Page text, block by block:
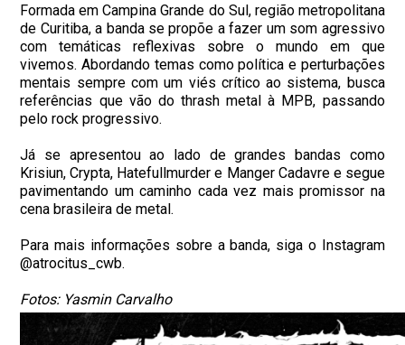
Formada em Campina Grande do Sul, região metropolitana
de Curitiba, a banda se propõe a fazer um som agressivo
com temáticas reflexivas sobre o mundo em que
vivemos. Abordando temas como política e perturbações
mentais sempre com um viés crítico ao sistema, busca
referências que vão do thrash metal à MPB, passando
pelo rock progressivo.
Já se apresentou ao lado de grandes bandas como
Krisiun, Crypta, Hatefullmurder e Manger Cadavre e segue
pavimentando um caminho cada vez mais promissor na
cena brasileira de metal.
Para mais informações sobre a banda, siga o Instagram
@atrocitus_cwb.
Fotos: Yasmin Carvalho